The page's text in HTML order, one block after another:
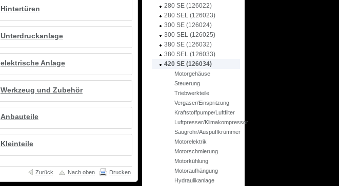
Hintertüren
Unterdruckanlage
elektrische Anlage
Werkzeug und Zubehör
Anbauteile
Kleinteile
Zurück Nach oben Drucken
280 SE (126022)
280 SEL (126023)
300 SE (126024)
300 SEL (126025)
380 SE (126032)
380 SEL (126033)
420 SE (126034)
Motorgehäuse
Steuerung
Triebwerkteile
Vergaser/Einspritzung
Kraftstoffpumpe/Luftfilter
Luftpresser/Klimakompressor
Saugrohr/Auspuffkrümmer
Motorelektrik
Motorschmierung
Motorkühlung
Motoraufhängung
Hydraulikanlage